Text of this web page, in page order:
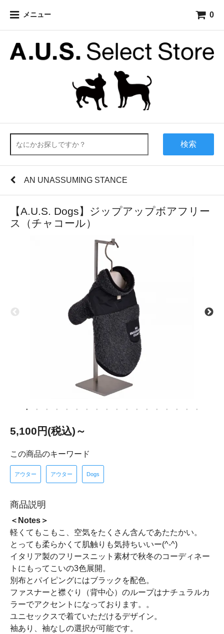
メニュー 0
検索
AN UNASSUMING STANCE
【A.U.S. Dogs】ジップアップボアフリー
ス（チャコール）
5,100円(税込)～
この商品のキーワード
アウター アウター Dogs
商品説明
＜Notes＞
軽くてもこもこ、空気をたくさん含んであたたかい。
とっても柔らかくて肌触りも気持ちいいー(^-^)
イタリア製のフリースニット素材で秋冬のコーディネー
トにもってこいの3色展開。
別布とパイピングにはブラックを配色。
ファスナーと襟ぐり（背中心）のループはナチュラルカ
ラーでアクセントになっております。。
ユニセックスで着ていただけるデザイン。
袖あり、袖なしの選択が可能です。